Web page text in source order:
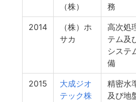
（株）
務
2014
（株）ホ
サカ
高次処
テム及
システ
備
2015
大成ジオ
テック株
精密水
及び地